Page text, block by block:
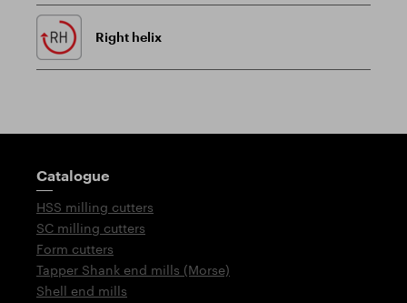
Right helix
Guidepost
Catalogue
HSS milling cutters
SC milling cutters
Form cutters
Tapper Shank end mills (Morse)
Shell end mills